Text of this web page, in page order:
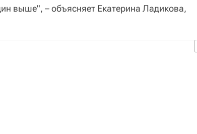
выше", – объясняет Екатерина Ладикова,